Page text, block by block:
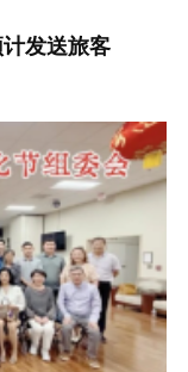
发送旅客